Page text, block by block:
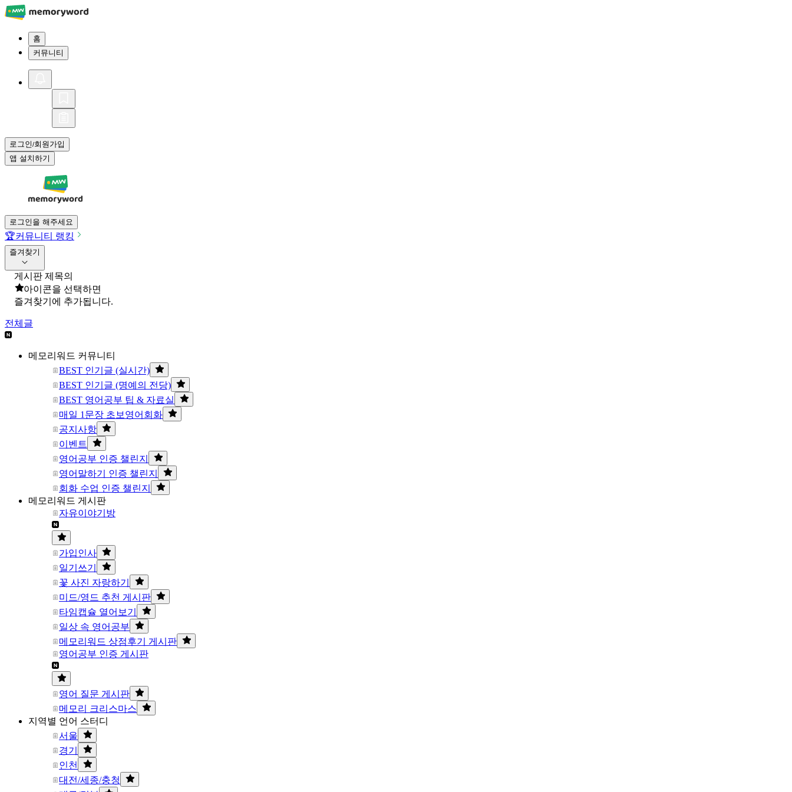
홈
커뮤니티
로그인/회원가입
앱 설치하기
로그인을 해주세요
🏆커뮤니티 랭킹
즐겨찾기
게시판 제목의
아이콘을 선택하면
즐겨찾기에 추가됩니다.
전체글
메모리워드 커뮤니티
BEST 인기글 (실시간)
BEST 인기글 (명예의 전당)
BEST 영어공부 팁 & 자료실
매일 1문장 초보영어회화
공지사항
이벤트
영어공부 인증 챌린지
영어말하기 인증 챌린지
회화 수업 인증 챌린지
메모리워드 게시판
자유이야기방
가입인사
일기쓰기
꽃 사진 자랑하기
미드/영드 추천 게시판
타임캡슐 열어보기
일상 속 영어공부
메모리워드 상점후기 게시판
영어공부 인증 게시판
영어 질문 게시판
메모리 크리스마스
지역별 언어 스터디
서울
경기
인천
대전/세종/충청